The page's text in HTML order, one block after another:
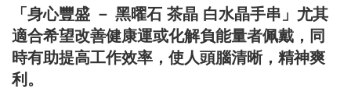
「身心豐盛 － 黑曜石 茶晶 白水晶手串」尤其
適合希望改善健康運或化解負能量者佩戴，同
時有助提高工作效率，使人頭腦清晰，精神爽
利。